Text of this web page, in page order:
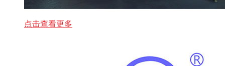
点击查看更多